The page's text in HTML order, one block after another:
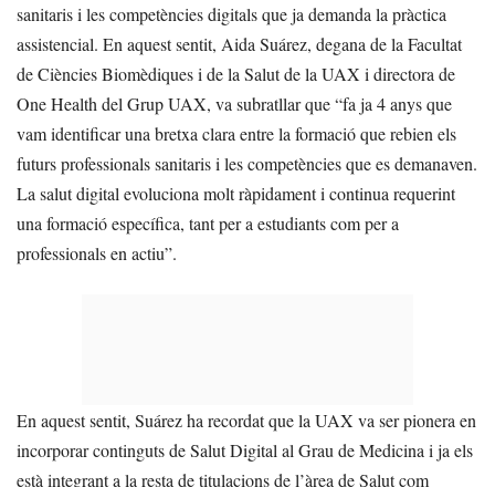
sanitaris i les competències digitals que ja demanda la pràctica
assistencial. En aquest sentit, Aida Suárez, degana de la Facultat
de Ciències Biomèdiques i de la Salut de la UAX i directora de
One Health del Grup UAX, va subratllar que “fa ja 4 anys que
vam identificar una bretxa clara entre la formació que rebien els
futurs professionals sanitaris i les competències que es demanaven.
La salut digital evoluciona molt ràpidament i continua requerint
una formació específica, tant per a estudiants com per a
professionals en actiu”.
En aquest sentit, Suárez ha recordat que la UAX va ser pionera en
incorporar continguts de Salut Digital al Grau de Medicina i ja els
està integrant a la resta de titulacions de l’àrea de Salut com